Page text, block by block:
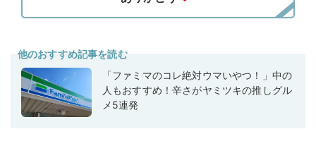
他のおすすめ記事を読む
「ファミマのコレ絶対ウマいやつ！」中の
人もおすすめ！辛さがヤミツキの推しグル
メ5連発